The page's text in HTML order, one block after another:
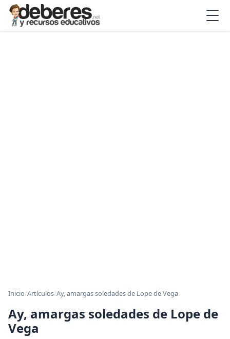
Inicio/Artículos/Ay, amargas soledades de Lope de Vega
Ay, amargas soledades de Lope de
Vega